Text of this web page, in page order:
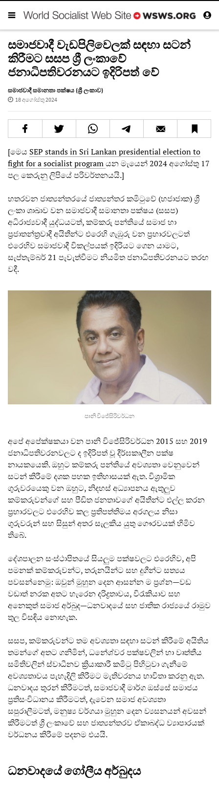
සමාජවාදී වැඩපිලිවෙලක් සඳහා සටන්
කිරීමට සසප ශ්‍රී ලංකාවේ
ජනාධිපතිවරනයට ඉදිරිපත් වේ
සමාජවාදී සමානතා පක්ෂය (ශ්‍රී ලංකාව)
18 අගෝස්තු 2024
[මෙය SEP stands in Sri Lankan presidential election to
fight for a socialist programයන මැයෙන් 2024 අගෝස්තු 17
පල කෙරුනු ලිපියේ පරිවර්තනයයි.]
හතරවන ජාත්‍යන්තරයේ ජාත්‍යන්තර කමිටුවේ (හජාජාක) ශ්‍රී
ලංකා ශාඛාව වන සමාජවාදී සමානතා පක්ෂය (සසප)
අධිරාජ්‍යවාදී යුද්ධයටත්, කම්කරු පන්තියේ සමාජ හා
ප්‍රජාතන්ත්‍රවාදී අයිතීන්ට එරෙහි ගැඹුරු වන ප්‍රහාරවලටත්
එරෙහිව සමාජවාදී විකල්පයක් ඉදිරියට ගෙන යාමට,
සැප්තැම්බර් 21 පැවැත්වීමට නියමිත ජනාධිපතිවරනයට තරඟ
වදී.
පානි විජේසිරිවර්ධන
අපේ අපේක්ෂකයා වන පානි විජේසිරිවර්ධන 2015 සහ 2019
ජනාධිපතිවරනවලට ද ඉදිරිපත් වූ දීර්ඝකාලීන පක්ෂ
නායකයෙකි. ඔහුට කම්කරු පන්තියේ අවශ්‍යතා වෙනුවෙන්
සටන් කිරීමේ දශක පහක ඉතිහාසයක් ඇත. විශ්‍රාමික
ගුරුවරයෙකු වන ඔහුට, නිදහස් අධ්‍යාපනය ඇතුලුව
කම්කරුවන්ගේ සහ පීඩිත ජනතාවගේ අයිතීන්ට එල්ල කරන
ප්‍රහාරවලට එරෙහිව කල ප්‍රතිපත්තිමය අරගලය නිසා
ගුරුවරුන් සහ සිසුන් අතර සැලකිය යුතු ගෞරවයක් හිමිව
තිබේ.
දේශපාලන සංස්ථාපිතයේ සියලුම පක්ෂවලට එරෙහිව, අපි
පමනක් කම්කරුවන්ට, තරුනයින්ට සහ දුගීන්ට සත්‍යය
පවසන්නෙමු: ඔවුන් මුහුන දෙන ආසන්න ම ප්‍රශ්න—වඩ
වඩාත් නරක අතට හැරෙන දරිද්‍රතාවය, විරැකියාව සහ
අනෙකුත් සමාජ අර්බුද—ධනවාදයේ සහ ජාතික රාජ්‍යයේ රාමුව
තුල විසඳිය නොහැක.
සසප, කම්කරුවන්ට තම අවශ්‍යතා සඳහා සටන් කිරීමේ අයිතිය
තමන්ගේ අතට ගනිමින්, ධනේශ්වර පක්ෂවලින් හා වෘත්තීය
සමිතිවලින් ස්වාධීනව ක්‍රියාකාරී කමිටු පිහිටුවා ගැනීමේ
අවශ්‍යතාවය පැහැදිලි කිරීමට මැතිවරනය භාවිතා කරනු ඇත.
ධනවාදය තුරන් කිරීමටත්, සමාජවාදී මාර්ග ඔස්සේ සමාජය
ප්‍රතිසංවිධානය කිරීමටත්, දැවෙන සමාජ අවශ්‍යතා
සපුරාලීමටත්, මනුෂ්‍ය වර්ගයා මුහුන දෙන ව්‍යසනයන් අවසන්
කිරීමටත් ශ්‍රී ලංකාවේ සහ ජාත්‍යන්තරව ඒකාබද්ධ ව්‍යාපාරයක්
වර්ධනය කිරීමේ පදනම එයයි.
ධනවාදයේ ගෝලීය අර්බුදය